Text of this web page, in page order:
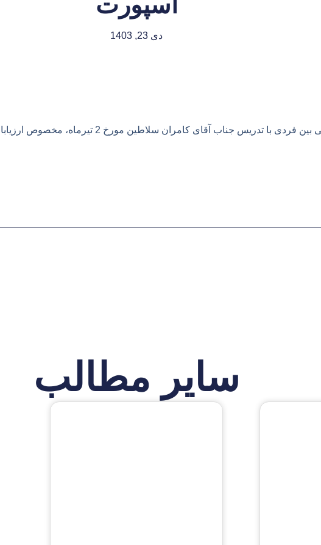
دی 23, 1403
جناب آقای کامران سلاطین مورخ 2 تیرماه، مخصوص ارزیابان و پرسنل اداری آی اسپورت ایران
سایر مطالب